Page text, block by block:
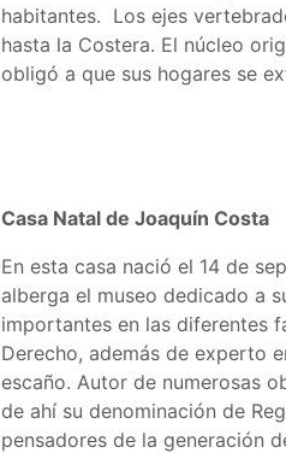
habitantes. Los ejes
hasta la Costera. El núcleo
obligó a que sus hogares se
Casa Natal de Joaquín Costa
En esta casa nació el 14 de
alberga el museo dedicado a
importantes en las diferentes
Derecho, además de experto
escaño. Autor de numerosas
de ahí su denominación de
pensadores de la generación